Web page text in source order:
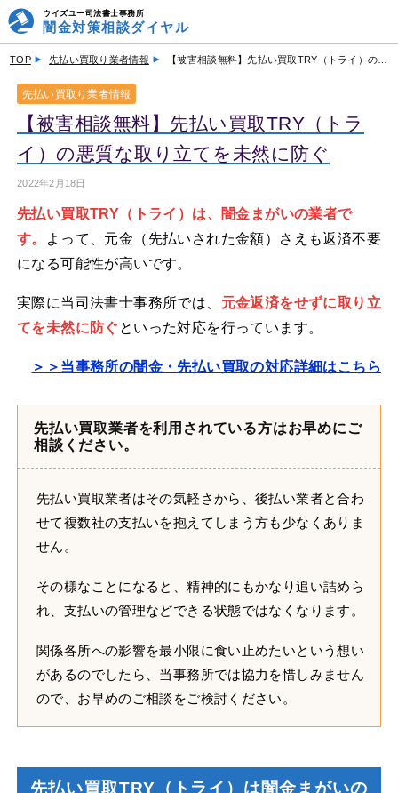
ウイズユー司法書士事務所
闇金対策相談ダイヤル
TOP 先払い買取り業者情報 【被害相談無料】先払い買取TRY（トライ）の悪質な取り立てを未然に防ぐ
先払い買取り業者情報
【被害相談無料】先払い買取TRY（トラ
イ）の悪質な取り立てを未然に防ぐ
2022年2月18日
先払い買取TRY（トライ）は、闇金まがいの業者で
す。
よって、元金（先払いされた金額）さえも返済不要
になる可能性が高いです。
実際に当司法書士事務所では、 元金返済をせずに取り立
てを未然に防ぐ といった対応を行っています。
＞＞当事務所の闇金・先払い買取の対応詳細はこちら
先払い買取業者を利用されている方はお早めにご
相談ください。
先払い買取業者はその気軽さから、後払い業者と合わ
せて複数社の支払いを抱えてしまう方も少なくありま
せん。
その様なことになると、精神的にもかなり追い詰めら
れ、支払いの管理などできる状態ではなくなります。
関係各所への影響を最小限に食い止めたいという想い
があるのでしたら、当事務所では協力を惜しみません
ので、お早めのご相談をご検討ください。
先払い買取TRY（トライ）は闇金まがいの